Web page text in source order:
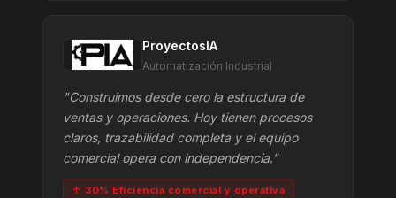
ProyectosIA
Automatización Industrial
"Construimos desde cero la estructura de
ventas y operaciones. Hoy tienen procesos
claros, trazabilidad completa y el equipo
comercial opera con independencia."
↑ 30% Eficiencia comercial y operativa